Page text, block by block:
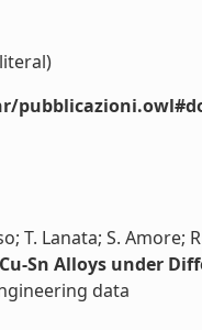
T. Lanata; S. Amore;
Sn Alloys under
data